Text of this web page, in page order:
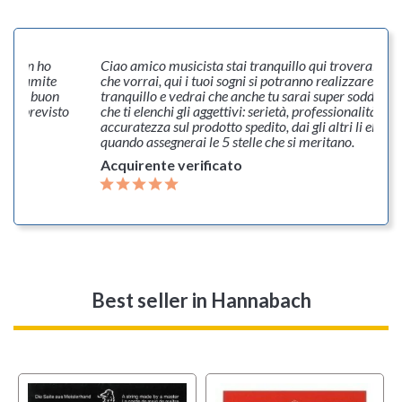
Non ho
tramite
a buon
previsto
Ciao amico musicista stai tranquillo qui troverai
che vorrai, qui i tuoi sogni si potranno realizzare.
tranquillo e vedrai che anche tu sarai super
che ti elenchi gli aggettivi: serietà, professionalità,
accuratezza sul prodotto spedito, dai gli altri li
quando assegnerai le 5 stelle che si meritano.
Acquirente verificato
Best sellerin Hannabach